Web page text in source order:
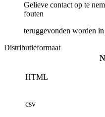
Gelieve contact op te
fouten
teruggevonden worden in
Distributieformaat
HTML
csv